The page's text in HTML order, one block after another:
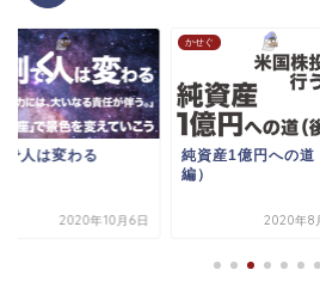
で人は変わる
2020年10月6日
かせぐ
純資産1億円への道
編）
2020年8